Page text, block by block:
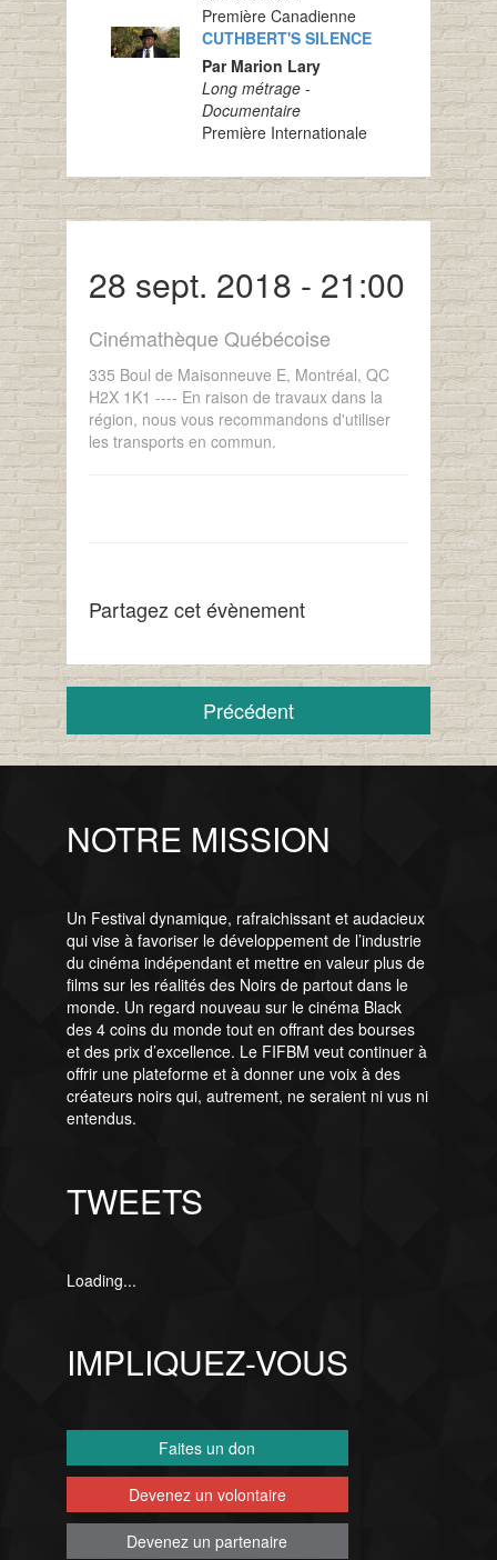
Première Canadienne
CUTHBERT'S SILENCE
Par Marion Lary
Long métrage -
Documentaire
Première Internationale
28 sept. 2018 - 21:00
Cinémathèque Québécoise
335 Boul de Maisonneuve E, Montréal, QC
H2X 1K1 ---- En raison de travaux dans la
région, nous vous recommandons d'utiliser
les transports en commun.
Partagez cet évènement
Précédent
NOTRE MISSION
Un Festival dynamique, rafraichissant et audacieux
qui vise à favoriser le développement de l’industrie
du cinéma indépendant et mettre en valeur plus de
films sur les réalités des Noirs de partout dans le
monde. Un regard nouveau sur le cinéma Black
des 4 coins du monde tout en offrant des bourses
et des prix d’excellence. Le FIFBM veut continuer à
offrir une plateforme et à donner une voix à des
créateurs noirs qui, autrement, ne seraient ni vus ni
entendus.
TWEETS
Loading...
IMPLIQUEZ-VOUS
Faites un don
Devenez un volontaire
Devenez un partenaire